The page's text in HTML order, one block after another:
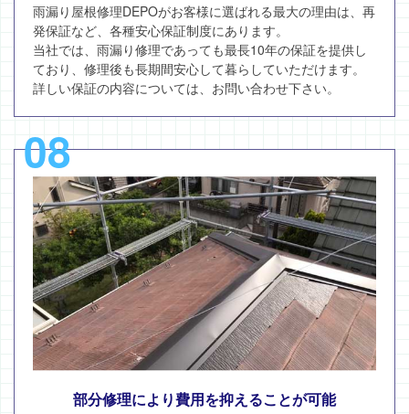
雨漏り屋根修理DEPOがお客様に選ばれる最大の理由は、再
発保証など、各種安心保証制度にあります。
当社では、雨漏り修理であっても最長10年の保証を提供し
ており、修理後も長期間安心して暮らしていただけます。
詳しい保証の内容については、お問い合わせ下さい。
08
部分修理により費用を抑えることが可能